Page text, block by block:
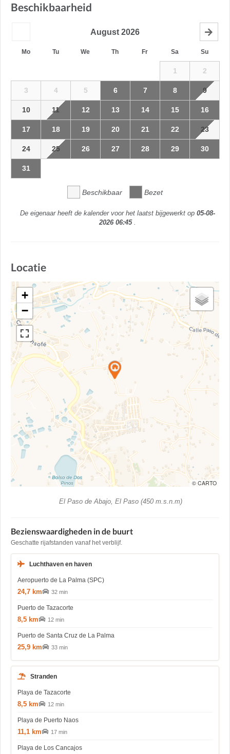
Beschikbaarheid
August 2026
Mo Tu We Th Fr Sa Su
1 2
3 4 5 6 7 8 9
10 11 12 13 14 15 16
17 18 19 20 21 22 23
24 25 26 27 28 29 30
31
Beschikbaar Bezet
De eigenaar heeft de kalender voor het laatst bijgewerkt op 05-08-
2026 06:45 .
Locatie
+
−
© CARTO
El Paso de Abajo, El Paso (450 m.s.n.m)
Bezienswaardigheden in de buurt
Geschatte rijafstanden vanaf het verblijf.
Luchthaven en haven
Aeropuerto de La Palma (SPC)
24,7 km 32 min
Puerto de Tazacorte
8,5 km 12 min
Puerto de Santa Cruz de La Palma
25,9 km 33 min
Stranden
Playa de Tazacorte
8,5 km 12 min
Playa de Puerto Naos
11,1 km 17 min
Playa de Los Cancajos